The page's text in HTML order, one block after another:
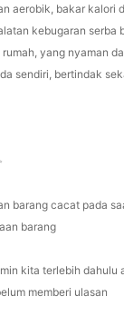
aerobik, bakar kalori
kebugaran serba
yang nyaman
sendiri, bertindak
barang cacat pada
barang
kita terlebih dahulu
memberi ulasan